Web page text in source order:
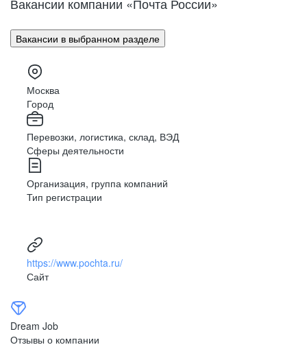
Поволжье
Урал
Сибирь
Дальний Восток
Северный Кавказ
Улан-Удэ
Владивосток
Владимир
Волгоград
Воронеж
Махачкала
Биробиджан
Иваново (Ивановская область)
Израиль
Магас
Казахстан
Калининград
Элиста
Петропавловск-Камчатский
Черкесск
Вакансии в выбранном разделе
Москва
Город
Перевозки, логистика, склад, ВЭД
Сферы деятельности
Организация, группа компаний
Тип регистрации
https://www.pochta.ru/
Сайт
Dream Job
Отзывы о компании